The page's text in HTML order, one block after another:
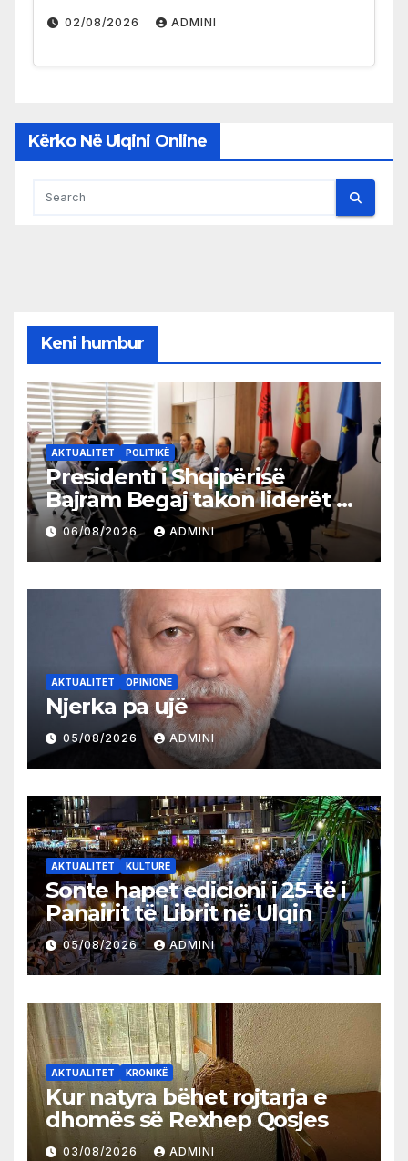
02/08/2026 ADMINI
Kërko Në Ulqini Online
Keni humbur
AKTUALITET POLITIKË
Presidenti i Shqipërisë
Bajram Begaj takon liderët e
partive shqiptare në Ulqin
06/08/2026 ADMINI
AKTUALITET OPINIONE
Njerka pa ujë
05/08/2026 ADMINI
AKTUALITET KULTURË
Sonte hapet edicioni i 25-të i
Panairit të Librit në Ulqin
05/08/2026 ADMINI
AKTUALITET KRONIKË
Kur natyra bëhet rojtarja e
dhomës së Rexhep Qosjes
03/08/2026 ADMINI